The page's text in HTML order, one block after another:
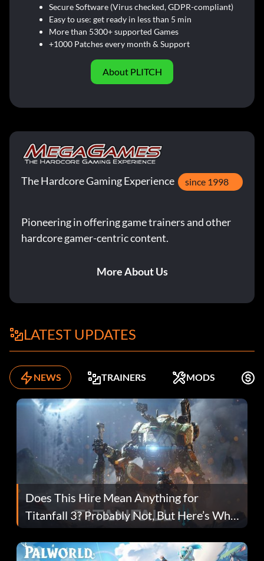
Secure Software (Virus checked, GDPR-compliant)
Easy to use: get ready in less than 5 min
More than 5300+ supported Games
+1000 Patches every month & Support
About PLITCH
The Hardcore Gaming Experience since 1998
Pioneering in offering game trainers and other
hardcore gamer-centric content.
More About Us
LATEST UPDATES
NEWS TRAINERS MODS
Does This Hire Mean Anything for
Titanfall 3? Probably Not, But Here’s Why
Fans Are Hopeful